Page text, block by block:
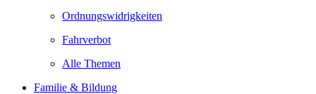
Ordnungswidrigkeiten
Fahrverbot
Alle Themen
Familie & Bildung